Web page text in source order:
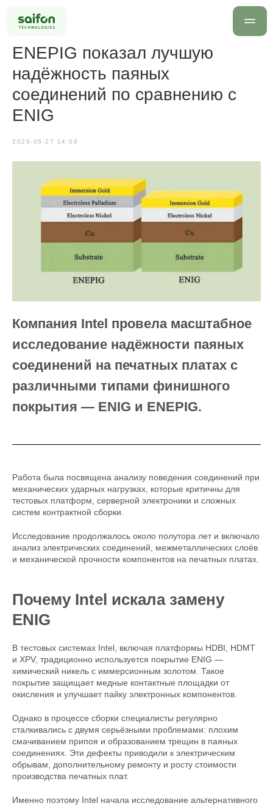
ENEPIG показал лучшую
надёжность паяных
соединений по сравнению с
ENIG
2026-05-27 14:08
Компания Intel провела масштабное
исследование надёжности паяных
соединений на печатных платах с
различными типами финишного
покрытия — ENIG и ENEPIG.
Работа была посвящена анализу поведения соединений при
механических ударных нагрузках, которые критичны для
тестовых платформ, серверной электроники и сложных
систем контрактной сборки.
Исследование продолжалось около полутора лет и включало
анализ электрических соединений, межметаллических слоёв
и механической прочности компонентов на печатных платах.
Почему Intel искала замену
ENIG
В тестовых системах Intel, включая платформы HDBI, HDMT
и XPV, традиционно используется покрытие ENIG —
химический никель с иммерсионным золотом. Такое
покрытие защищает медные контактные площадки от
окисления и улучшает пайку электронных компонентов.
Однако в процессе сборки специалисты регулярно
сталкивались с двумя серьёзными проблемами: плохим
смачиванием припоя и образованием трещин в паяных
соединениях. Эти дефекты приводили к электрическим
обрывам, дополнительному ремонту и росту стоимости
производства печатных плат.
Именно поэтому Intel начала исследование альтернативного